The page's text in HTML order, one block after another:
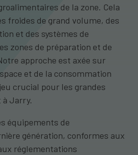
de la zone. Cela
froides de grand volume, des
et des systèmes de
zones de préparation et de
approche est axée sur
et de la consommation
crucial pour les grandes
Jarry.
équipements de
génération, conformes aux
réglementations